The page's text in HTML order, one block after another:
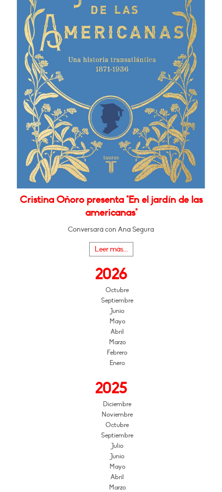
Cristina Oñoro presenta "En el jardín de las
americanas"
Conversará con Ana Segura
Leer más...
2026
Octubre
Septiembre
Junio
Mayo
Abril
Marzo
Febrero
Enero
2025
Diciembre
Noviembre
Octubre
Septiembre
Julio
Junio
Mayo
Abril
Marzo